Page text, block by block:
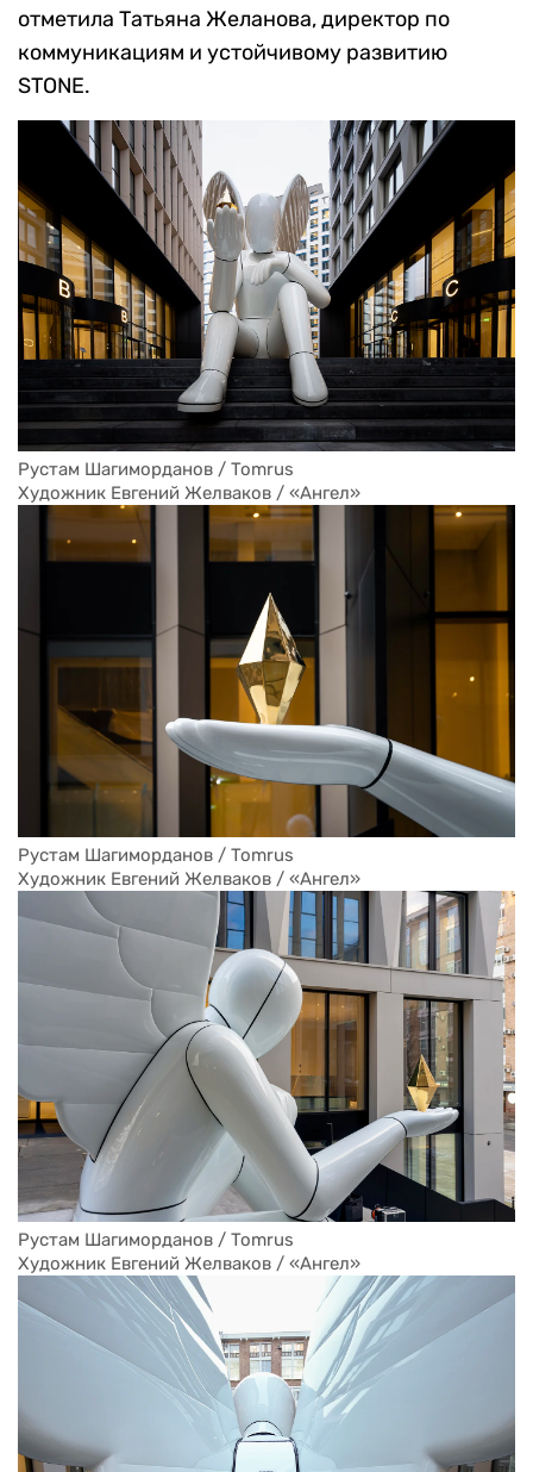
отметила Татьяна Желанова, директор по
коммуникациям и устойчивому развитию
STONE.
Рустам Шагиморданов / Tomrus
Художник Евгений Желваков / «Ангел»
Рустам Шагиморданов / Tomrus
Художник Евгений Желваков / «Ангел»
Рустам Шагиморданов / Tomrus
Художник Евгений Желваков / «Ангел»